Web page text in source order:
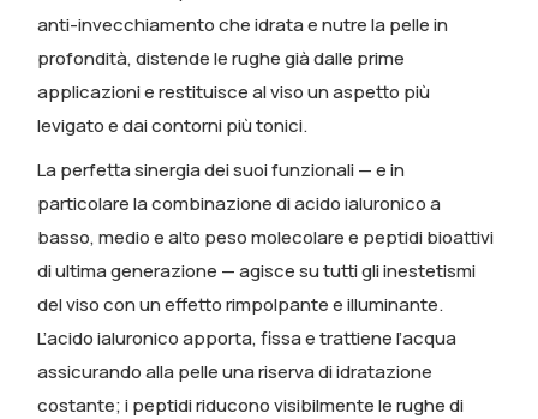
anti-invecchiamento che idrata e nutre la pelle in
profondità, distende le rughe già dalle prime
applicazioni e restituisce al viso un aspetto più
levigato e dai contorni più tonici.
La perfetta sinergia dei suoi funzionali — e in
particolare la combinazione di acido ialuronico a
basso, medio e alto peso molecolare e peptidi bioattivi
di ultima generazione — agisce su tutti gli inestetismi
del viso con un effetto rimpolpante e illuminante.
L’acido ialuronico apporta, fissa e trattiene l’acqua
assicurando alla pelle una riserva di idratazione
costante; i peptidi riducono visibilmente le rughe di